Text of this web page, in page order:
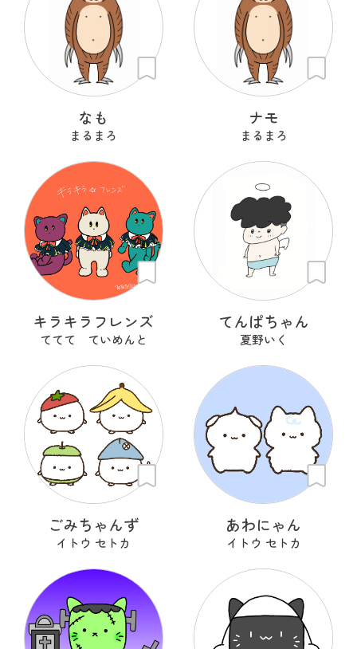
なも
まるまろ
ナモ
まるまろ
キラキラフレンズ
ててて ていめんと
てんぱちゃん
夏野いく
ごみちゃんず
イトウ セトカ
あわにゃん
イトウ セトカ